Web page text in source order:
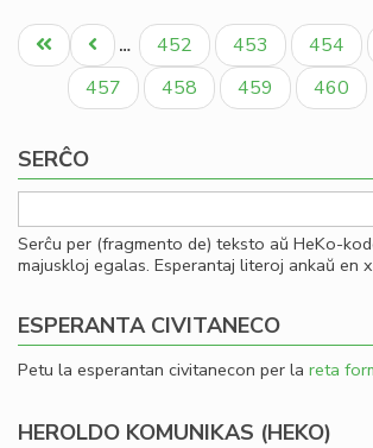
Pagination
Unua
paĝo
Antaŭa
paĝo
… Paĝo
452 Paĝo
453 Paĝo
454
Paĝo
457 Paĝo
458 Paĝo
459 Paĝo
460
SERĈO
Serĉu per (fragmento de) teksto aŭ HeKo-
majuskloj egalas. Esperantaj literoj ankaŭ en
ESPERANTA CIVITANECO
Petu la esperantan civitanecon per la reta
HEROLDO KOMUNIKAS (HEKO)